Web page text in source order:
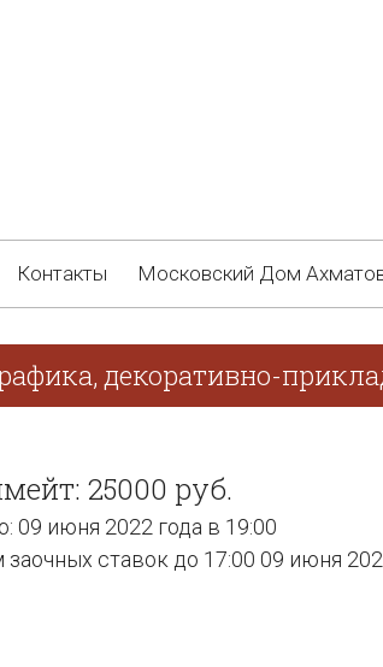
Контакты Московский Дом
декоративно-
25000 руб.
09 июня 2022 года в 19:00
ставок до 17:00 09 июня